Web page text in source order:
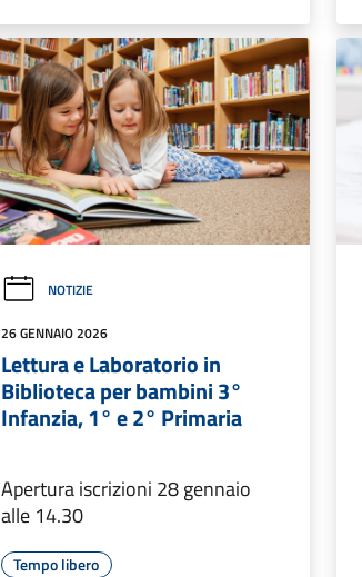
NOTIZIE
26 GENNAIO 2026
Lettura e Laboratorio in
Biblioteca per bambini 3°
Infanzia, 1° e 2° Primaria
Apertura iscrizioni 28 gennaio
alle 14.30
Tempo libero